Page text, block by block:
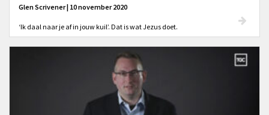
Glen Scrivener | 10 november 2020
‘Ik daal naar je af in jouw kuil’. Dat is wat Jezus doet.